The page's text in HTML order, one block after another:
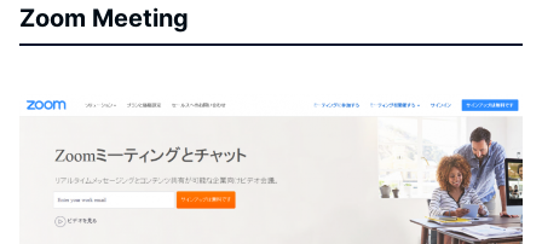
Zoom Meeting